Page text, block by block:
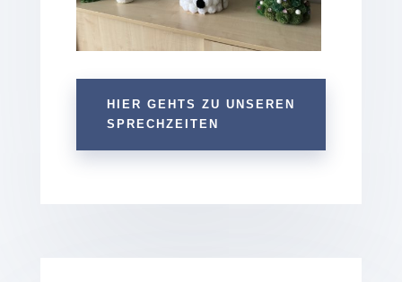
HIER GEHTS ZU UNSEREN
SPRECHZEITEN